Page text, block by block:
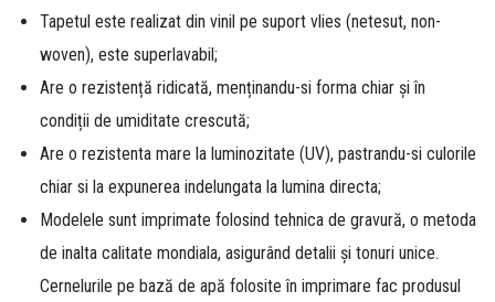
Tapetul este realizat din vinil pe suport vlies (netesut, non-
woven), este superlavabil;
Are o rezistență ridicată, menținandu-si forma chiar și în
condiții de umiditate crescută;
Are o rezistenta mare la luminozitate (UV), pastrandu-si culorile
chiar si la expunerea indelungata la lumina directa;
Modelele sunt imprimate folosind tehnica de gravură, o metoda
de inalta calitate mondiala, asigurând detalii și tonuri unice.
Cernelurile pe bază de apă folosite în imprimare fac produsul